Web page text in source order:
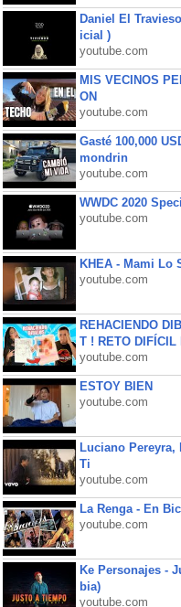
Daniel El
icial )
youtube.com
MIS VECINOS
ON
youtube.com
Gasté 100,000
mondrin
youtube.com
WWDC 2020
youtube.com
KHEA - Mami Lo
youtube.com
REHACIENDO
T ! RETO DIFÍCIL
youtube.com
ESTOY BIEN
youtube.com
Luciano Pereyra,
Ti
youtube.com
La Renga - En
youtube.com
Ke Personajes -
bia)
youtube.com